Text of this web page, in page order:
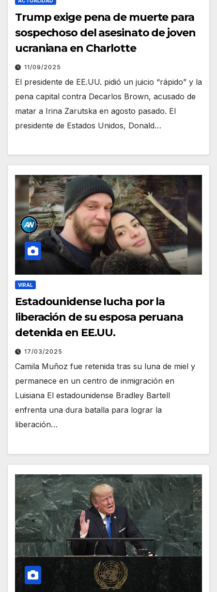
Trump exige pena de muerte para
sospechoso del asesinato de joven
ucraniana en Charlotte
11/09/2025
El presidente de EE.UU. pidió un juicio “rápido” y la
pena capital contra Decarlos Brown, acusado de
matar a Irina Zarutska en agosto pasado. El
presidente de Estados Unidos, Donald…
VIRAL
Estadounidense lucha por la
liberación de su esposa peruana
detenida en EE.UU.
17/03/2025
Camila Muñoz fue retenida tras su luna de miel y
permanece en un centro de inmigración en
Luisiana El estadounidense Bradley Bartell
enfrenta una dura batalla para lograr la
liberación…